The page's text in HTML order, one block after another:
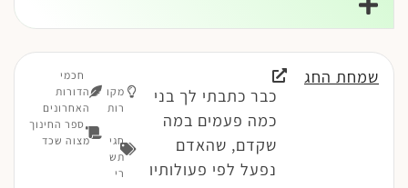
שמחת החג
כבר כתבתי לך בני
כמה פעמים במה
שקדם, שהאדם
נפעל לפי פעולותיו
מקו
רות
חגי
תש
רי
חכמי
הדורות
האחרונים
ספר החינוך
מצוה שכד